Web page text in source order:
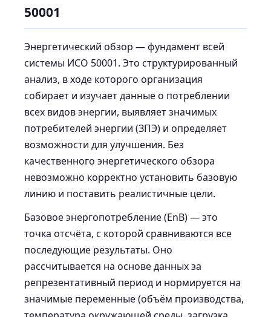
50001
Энергетический обзор — фундамент всей
системы ИСО 50001. Это структурированный
анализ, в ходе которого организация
собирает и изучает данные о потреблении
всех видов энергии, выявляет значимых
потребителей энергии (ЗПЭ) и определяет
возможности для улучшения. Без
качественного энергетического обзора
невозможно корректно установить базовую
линию и поставить реалистичные цели.
Базовое энергопотребление (EnB) — это
точка отсчёта, с которой сравниваются все
последующие результаты. Оно
рассчитывается на основе данных за
репрезентативный период и нормируется на
значимые переменные (объём производства,